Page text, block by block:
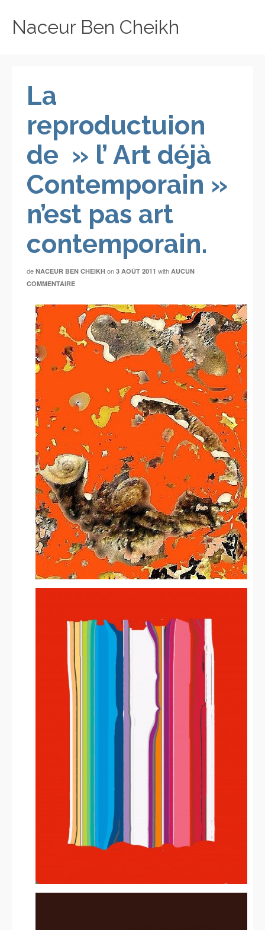
Naceur Ben Cheikh
La
reproductuion
de » l’ Art déjà
Contemporain »
n’est pas art
contemporain.
de NACEUR BEN CHEIKH on 3 AOÛT 2011 with AUCUN
COMMENTAIRE